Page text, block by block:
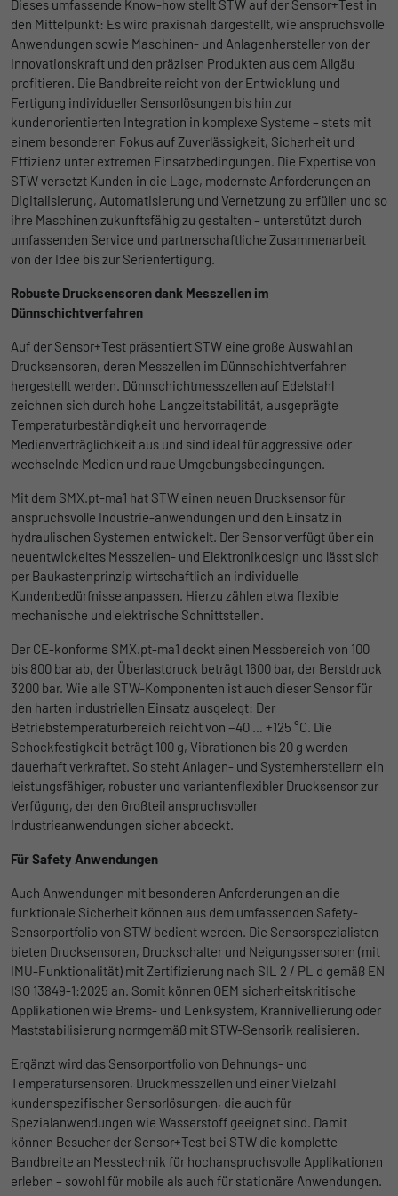
Dieses umfassende Know-how stellt STW auf der Sensor+Test in
den Mittelpunkt: Es wird praxisnah dargestellt, wie anspruchsvolle
Anwendungen sowie Maschinen- und Anlagenhersteller von der
Innovationskraft und den präzisen Produkten aus dem Allgäu
profitieren. Die Bandbreite reicht von der Entwicklung und
Fertigung individueller Sensorlösungen bis hin zur
kundenorientierten Integration in komplexe Systeme – stets mit
einem besonderen Fokus auf Zuverlässigkeit, Sicherheit und
Effizienz unter extremen Einsatzbedingungen. Die Expertise von
STW versetzt Kunden in die Lage, modernste Anforderungen an
Digitalisierung, Automatisierung und Vernetzung zu erfüllen und so
ihre Maschinen zukunftsfähig zu gestalten – unterstützt durch
umfassenden Service und partnerschaftliche Zusammenarbeit
von der Idee bis zur Serienfertigung.
Robuste Drucksensoren dank Messzellen im
Dünnschichtverfahren
Auf der Sensor+Test präsentiert STW eine große Auswahl an
Drucksensoren, deren Messzellen im Dünnschichtverfahren
hergestellt werden. Dünnschichtmesszellen auf Edelstahl
zeichnen sich durch hohe Langzeitstabilität, ausgeprägte
Temperaturbeständigkeit und hervorragende
Medienverträglichkeit aus und sind ideal für aggressive oder
wechselnde Medien und raue Umgebungsbedingungen.
Mit dem SMX.pt-ma1 hat STW einen neuen Drucksensor für
anspruchsvolle Industrie-anwendungen und den Einsatz in
hydraulischen Systemen entwickelt. Der Sensor verfügt über ein
neuentwickeltes Messzellen- und Elektronikdesign und lässt sich
per Baukastenprinzip wirtschaftlich an individuelle
Kundenbedürfnisse anpassen. Hierzu zählen etwa flexible
mechanische und elektrische Schnittstellen.
Der CE-konforme SMX.pt-ma1 deckt einen Messbereich von 100
bis 800 bar ab, der Überlastdruck beträgt 1600 bar, der Berstdruck
3200 bar. Wie alle STW-Komponenten ist auch dieser Sensor für
den harten industriellen Einsatz ausgelegt: Der
Betriebstemperaturbereich reicht von −40 … +125 °C. Die
Schockfestigkeit beträgt 100 g, Vibrationen bis 20 g werden
dauerhaft verkraftet. So steht Anlagen- und Systemherstellern ein
leistungsfähiger, robuster und variantenflexibler Drucksensor zur
Verfügung, der den Großteil anspruchsvoller
Industrieanwendungen sicher abdeckt.
Für Safety Anwendungen
Auch Anwendungen mit besonderen Anforderungen an die
funktionale Sicherheit können aus dem umfassenden Safety-
Sensorportfolio von STW bedient werden. Die Sensorspezialisten
bieten Drucksensoren, Druckschalter und Neigungssensoren (mit
IMU-Funktionalität) mit Zertifizierung nach SIL 2 / PL d gemäß EN
ISO 13849-1:2025 an. Somit können OEM sicherheitskritische
Applikationen wie Brems- und Lenksystem, Krannivellierung oder
Maststabilisierung normgemäß mit STW-Sensorik realisieren.
Ergänzt wird das Sensorportfolio von Dehnungs- und
Temperatursensoren, Druckmesszellen und einer Vielzahl
kundenspezifischer Sensorlösungen, die auch für
Spezialanwendungen wie Wasserstoff geeignet sind. Damit
können Besucher der Sensor+Test bei STW die komplette
Bandbreite an Messtechnik für hochanspruchsvolle Applikationen
erleben – sowohl für mobile als auch für stationäre Anwendungen.
Zweck
Registriert eine eindeutige ID, die
verwendet wird, um statistische Daten
dazu, wie der Besucher die Website nutzt,
zu generieren.
Name _gat
Anbieter Google
Laufzeit 1 Tag
Google Analytics nimmt sich diesen Cookie
zur Hilfe, um die Anforderungsrate zu
Websites mit hohem Datenverkehr zu
begrenzen.
Name _gid
Anbieter Google
Zweck
Registriert eine eindeutige ID, die
verwendet wird, um statistische Daten
dazu, wie der Besucher die Website nutzt,
zu generieren.
Name _gat_UA-139898258-1
Anbieter Google
Laufzeit 1 Tag
Zweck
Google Analytics nimmt sich diesen Cookie
zur Hilfe, um die Anforderungsrate zu
drosseln und die Datenerfassung auf
Websites mit hohem Datenverkehr zu
begrenzen.
Name _pk_id
Anbieter Matomo
Laufzeit 1 Jahr und 1 Monat
Zweck
Matomo setzt dieses Cookie, um eine
eindeutige Benutzer-ID zu speichern.
Anbieter Matomo
Laufzeit 1 Stunde
Matomo setzt dieses Cookie, um eine
eindeutige Sitzungs-ID zu speichern, mit
Ohne diese Einbindung können die Jobangebote nicht
dargestellt werden.
Name _bms_session
Anbieter Empfehlungsbund
Laufzeit 1 Jahr
Zweck
Wird von Empfehlungsbund.de gesetzt, um
die Session des Besuchers für Bewerbungs-
und Empfehlungsfunktionen zu speichern.
Cookie-Informationen anzeigen
LinkedIn/Marketing
Das LinkedIn Insight Tag wird verwendet, um Besuche und
Aktionen auf unserer Website nachzuverfolgen. Die Daten
helfen uns, die Wirksamkeit von Werbekampagnen zu messen
und interessenbasierte Werbung auf LinkedIn anzuzeigen.
Name li_gc
Anbieter LinkedIn
Laufzeit 6 Monate
Zweck
Speichert die Zustimmung der Besucher zur
Verwendung von Cookies für nicht
wesentliche Zwecke.
Name lidc
Laufzeit 1 Tag
Zweck
Wird für die Datenweiterleitung von einem
Server an einen anderen verwendet.
Anbieter LinkedIn
Laufzeit 2 Jahre
Zweck
Browser-ID-Cookie zur eindeutigen
Identifizierung von Geräten, die auf
LinkedIn-Dienste zugreifen.
Cookie-Informationen anzeigen